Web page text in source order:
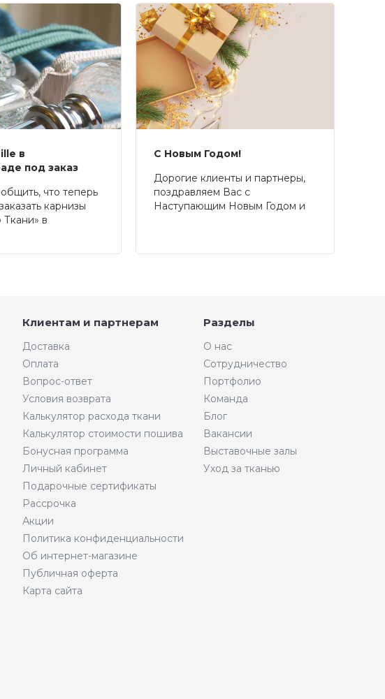
в
под заказ
что теперь
карнизы
в
С Новым Годом!
Дорогие клиенты и партнеры,
поздравляем Вас с
Наступающим Новым Годом и
Клиентам и партнерам
Доставка
Оплата
Вопрос-ответ
Условия возврата
Калькулятор расхода ткани
Калькулятор стоимости пошива
Бонусная программа
Личный кабинет
Подарочные сертификаты
Рассрочка
Акции
Политика конфиденциальности
Об интернет-магазине
Публичная оферта
Карта сайта
Разделы
О нас
Сотрудничество
Портфолио
Команда
Блог
Вакансии
Выставочные залы
Уход за тканью